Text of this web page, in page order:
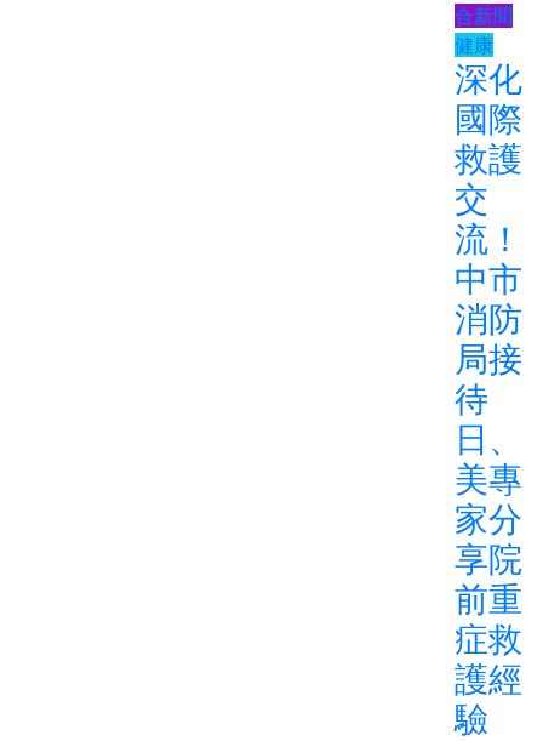
合新聞
健康
深化
國際
救護
交
流！
中市
消防
局接
待
日、
美專
家分
享院
前重
症救
護經
驗